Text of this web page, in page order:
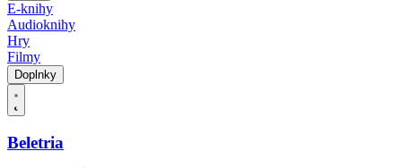
E-knihy
Audioknihy
Hry
Filmy
Doplnky
Beletria